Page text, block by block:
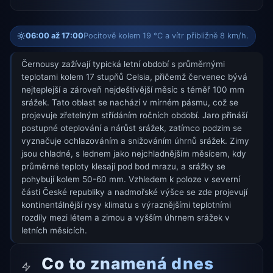
06:00 až 17:00Pocitově kolem 19 °C a vítr přibližně 8 km/h.
Černousy zažívají typická letní období s průměrnými
teplotami kolem 17 stupňů Celsia, přičemž červenec bývá
nejteplejší a zároveň nejdeštivější měsíc s téměř 100 mm
srážek. Tato oblast se nachází v mírném pásmu, což se
projevuje zřetelným střídáním ročních období. Jaro přináší
postupné oteplování a nárůst srážek, zatímco podzim se
vyznačuje ochlazováním a snižováním úhrnů srážek. Zimy
jsou chladné, s lednem jako nejchladnějším měsícem, kdy
průměrné teploty klesají pod bod mrazu, a srážky se
pohybují kolem 50-60 mm. Vzhledem k poloze v severní
části České republiky a nadmořské výšce se zde projevují
kontinentálnější rysy klimatu s výraznějšími teplotními
rozdíly mezi létem a zimou a vyšším úhrnem srážek v
letních měsících.
Co to znamená dnes